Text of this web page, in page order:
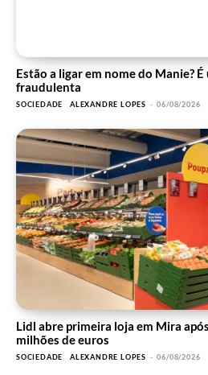
Estão a ligar em nome do Manie?
fraudulenta
SOCIEDADE ALEXANDRE LOPES - 06/08/2026
Lidl abre primeira loja em Mira
milhões de euros
SOCIEDADE ALEXANDRE LOPES - 06/08/2026